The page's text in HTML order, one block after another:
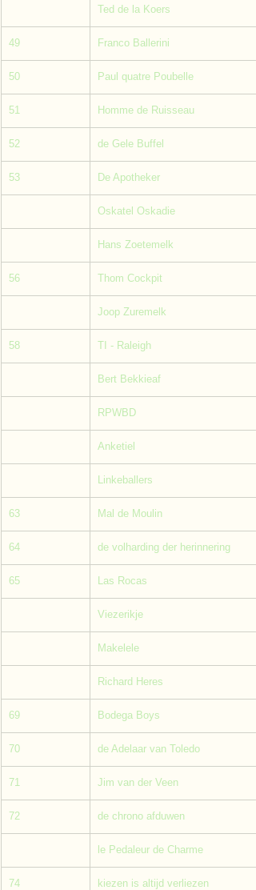
Ted de la Koers
49 Franco Ballerini
50 Paul quatre Poubelle
51 Homme de Ruisseau
52 de Gele Buffel
53 De Apotheker
Oskatel Oskadie
Hans Zoetemelk
56 Thom Cockpit
Joop Zuremelk
58 TI - Raleigh
Bert Bekkieaf
RPWBD
Anketiel
Linkeballers
63 Mal de Moulin
64 de volharding der herinnering
65 Las Rocas
Viezerikje
Makelele
Richard Heres
69 Bodega Boys
70 de Adelaar van Toledo
71 Jim van der Veen
72 de chrono afduwen
le Pedaleur de Charme
74 kiezen is altijd verliezen